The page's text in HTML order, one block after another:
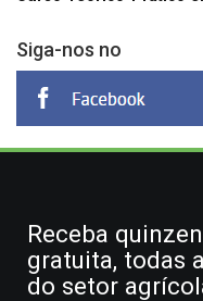
Siga-nos no
Receba
gratuita, todas
do setor